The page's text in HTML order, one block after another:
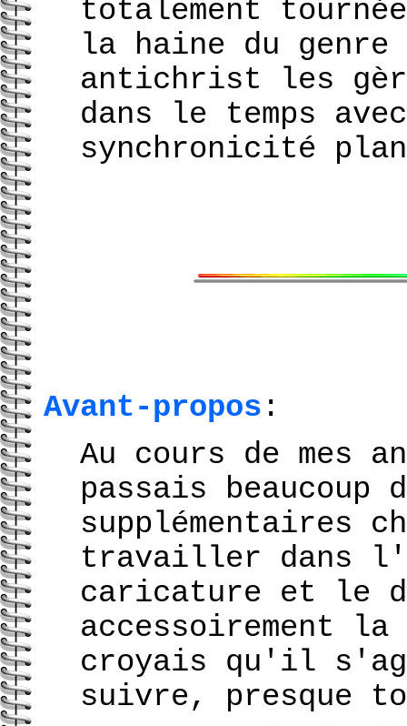
totalement
la haine du
antichrist les
dans le temps
synchronicité
Avant-propos :
Au cours de mes
passais beaucoup
supplémentaires
travailler dans
caricature et le
accessoirement
croyais qu'il
suivre, presque